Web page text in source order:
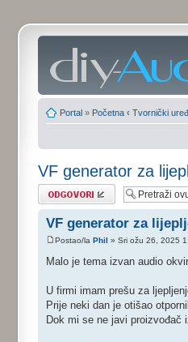
Portal » Početna ‹ Tvornički
VF generator za
Odgovori
VF generator za
Postao/laPhil » Sri ožu 26, 2025
Malo je tema izvan audio
U firmi imam prešu za
Prije neki dan je otišao
Dok mi se ne javi proizvođač